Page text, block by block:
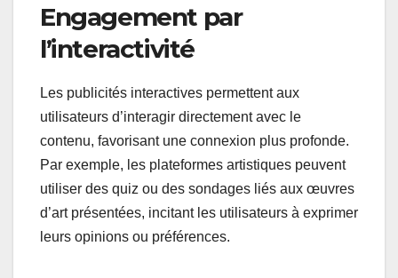
Engagement par
l’interactivité
Les publicités interactives permettent aux
utilisateurs d’interagir directement avec le
contenu, favorisant une connexion plus profonde.
Par exemple, les plateformes artistiques peuvent
utiliser des quiz ou des sondages liés aux œuvres
d’art présentées, incitant les utilisateurs à exprimer
leurs opinions ou préférences.